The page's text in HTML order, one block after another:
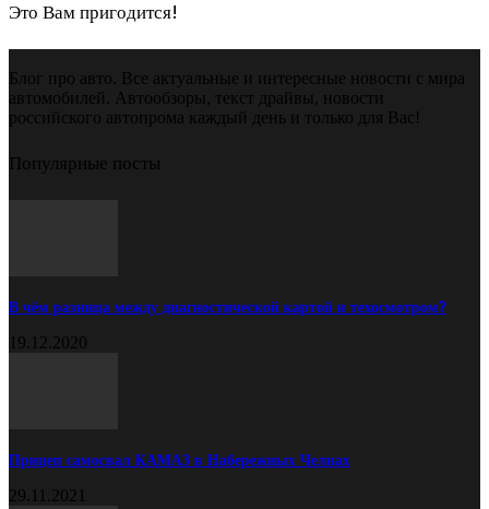
Это Вам пригодится!
Блог про авто. Все актуальные и интересные новости с мира
автомобилей. Автообзоры, текст драйвы, новости
российского автопрома каждый день и только для Вас!
Популярные посты
В чём разница между диагностической картой и техосмотром?
19.12.2020
Прицеп самосвал КАМАЗ в Набережных Челнах
29.11.2021